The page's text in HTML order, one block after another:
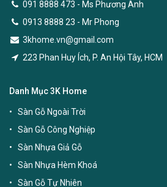
091 8888 473 - Ms Phương Anh
0913 8888 23 - Mr Phong
3khome.vn@gmail.com
223 Phan Huy Ích, P. An Hội Tây, HCM
Danh Mục 3K Home
Sàn Gỗ Ngoài Trời
Sàn Gỗ Công Nghiệp
Sàn Nhựa Giả Gỗ
Sàn Nhựa Hèm Khoá
Sàn Gỗ Tự Nhiên